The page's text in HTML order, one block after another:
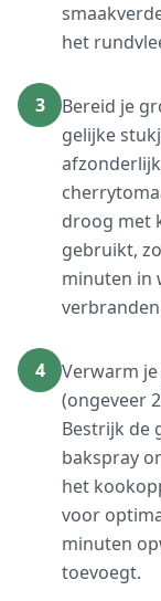
het
3
Bereid je
gelijke
droog met
gebruikt,
minuten in
4
Verwarm
(ongeveer
Bestrijk de
bakspray
het
voor
minuten
toevoegt.